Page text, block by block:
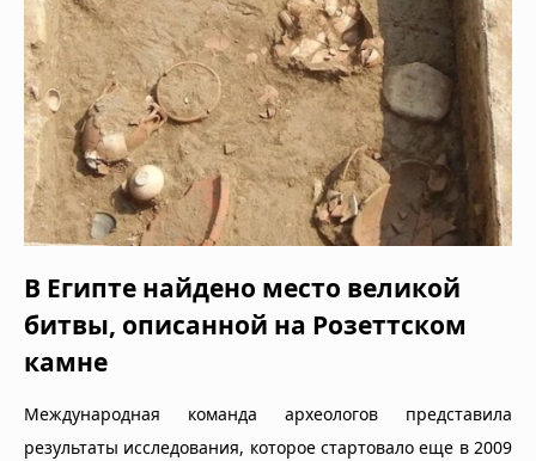
В Египте найдено место великой
битвы, описанной на Розеттском
камне
Международная команда археологов представила
результаты исследования, которое стартовало еще в 2009